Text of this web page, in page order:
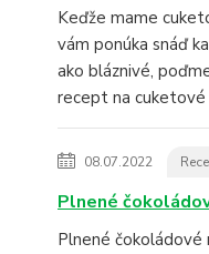
Keďže mame
vám ponúka snáď
ako bláznivé,
recept na cuketové
08.07.2022
Plnené
Plnené čokoládové